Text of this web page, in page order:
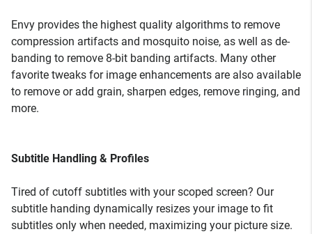
Envy provides the highest quality algorithms to remove
compression artifacts and mosquito noise, as well as de-
banding to remove 8-bit banding artifacts. Many other
favorite tweaks for image enhancements are also available
to remove or add grain, sharpen edges, remove ringing, and
more.
Subtitle Handling & Profiles
Tired of cutoff subtitles with your scoped screen? Our
subtitle handing dynamically resizes your image to fit
subtitles only when needed, maximizing your picture size.